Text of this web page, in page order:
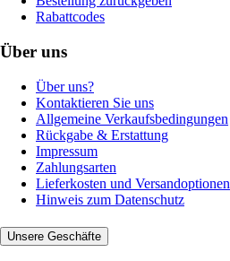
Rabattcodes
Über uns
Über uns?
Kontaktieren Sie uns
Allgemeine Verkaufsbedingungen
Rückgabe & Erstattung
Impressum
Zahlungsarten
Lieferkosten und Versandoptionen
Hinweis zum Datenschutz
Unsere Geschäfte